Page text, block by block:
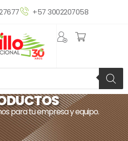
+57 3002207058
para tu empresa y equipo.